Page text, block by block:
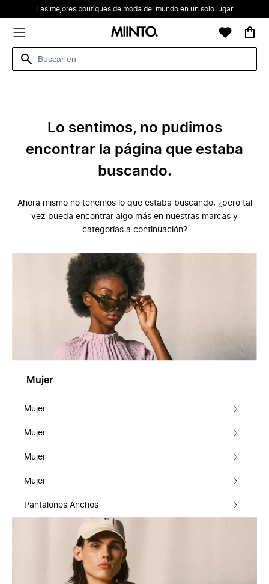
Las mejores boutiques de moda del mundo en un solo lugar
Lo sentimos, no pudimos
encontrar la página que estaba
buscando.
Ahora mismo no tenemos lo que estaba buscando, ¿pero tal
vez pueda encontrar algo más en nuestras marcas y
categorías a continuación?
Mujer
Mujer
Mujer
Mujer
Mujer
Pantalones Anchos